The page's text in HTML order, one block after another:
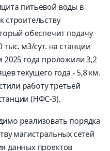
питьевой воды в
строительству
обеспечит подачу
м3/сут. на станции
2025 года проложили 3,2
текущего года - 5,8 км.
работу третьей
(НФС-3).
реализовать порядка
магистральных сетей
данных проектов